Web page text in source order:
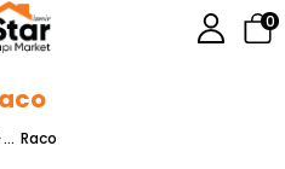
0
Raco